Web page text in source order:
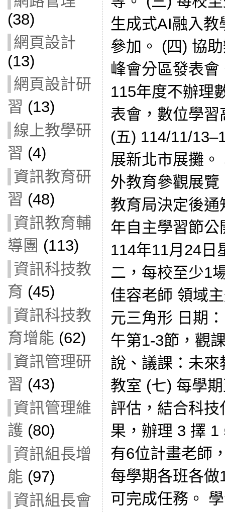
(38)
網頁設計
(13)
網頁設計研
習 (13)
線上教學研
習 (4)
資訊教育研
習 (48)
資訊教育輔
導團 (113)
資訊科技教
育 (45)
資訊科技教
育增能 (62)
資訊管理研
習 (43)
資訊管理維
護 (80)
資訊組長增
能 (97)
資訊組長會
生成式AI融入教
參加。 (四) 協
峰會分區發表
115年度不辦理
表會，數位學
(五) 114/11/
展新北市展攤
外教育參觀展
教育局決定後
年自主學習節
114年11月24日
二，每校至少1
佳容老師 領域
元三角形 日期
午第1-3節，觀
說、議課：未
教室 (七) 每學
評估，結合科
果，辦理 3 擇
有6位計畫老師
每學期各班各
可完成任務。